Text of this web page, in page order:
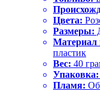
Цвета:
Размеры:
Материал
пластик
Вес: 40
Упаковка:
Пламя: